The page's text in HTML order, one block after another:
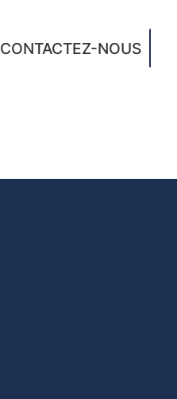
CONTACTEZ-NOUS